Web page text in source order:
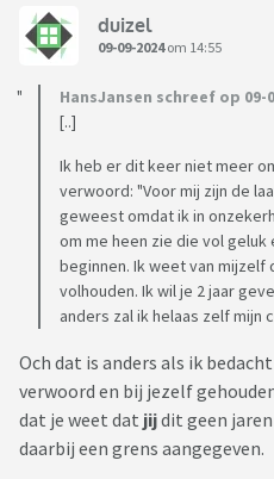
duizel
09-09-2024om 14:55
HansJansen schreef op 09-
[..]
Ik heb er dit keer niet meer
verwoord: "Voor mij zijn de
geweest omdat ik in
om me heen zie die vol
beginnen. Ik weet van mijzelf
volhouden. Ik wil je 2 jaar
anders zal ik helaas zelf mijn
Och dat is anders als ik
verwoord en bij jezelf
dat je weet dat jijdit geen
daarbij een grens aangegeven.